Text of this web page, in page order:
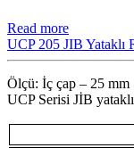
Read more
UCP 205 JIB Yataklı
Ölçü: İç çap – 25 mm
UCP Serisi JİB